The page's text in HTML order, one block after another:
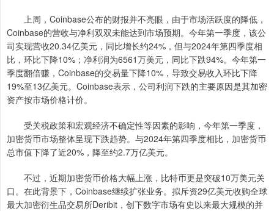
上周，Coinbase公布的财报并不亮眼，由于市场活跃度的降低，
Coinbase的营收与净利双双未能达到市场预期。今年第一季度，该公
司实现营收20.34亿美元，同比增长约24%，但与2024年第四季度相
比，环比下降10%；净利润为6561万美元，同比下跌94%。今年第一
季度翻倍赚，Coinbase的交易量下降10%，导致交易收入环比下降
19%至13亿美元。Coinbase表示，公司利润下跌的主要原因是其加密
资产按市场价格计价。
受关税政策和宏观经济不确定性等因素的影响，今年第一季度，
加密货币市场整体呈现下跌趋势。与2024年第四季度相比，加密货币
总市值下降了近20%，降至约2.7万亿美元。
不过，近期加密货币价格大幅上涨，比特币更是突破10万美元关
口。在此背景下，Coinbase继续扩张业务。拟斥资29亿美元收购全球
最大加密衍生品交易所Deribit，创下数字市场有史以来最大规模的并